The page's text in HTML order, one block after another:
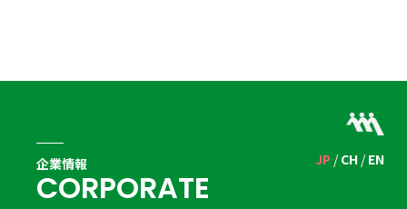
JP CH EN
企業情報
CORPORATE